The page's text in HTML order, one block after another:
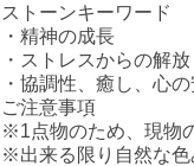
ストーンキーワード
・精神の成長
・ストレスからの解放
・協調性、癒し、心
ご注意事項
※1点物のため、現物
※出来る限り自然な色